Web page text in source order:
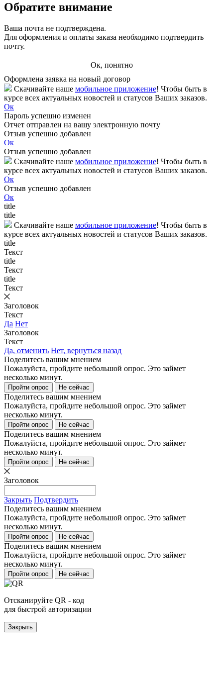
Обратите внимание
Ваша почта не подтверждена.
Для оформления и оплаты заказа необходимо подтвердить
почту.
Ок, понятно
Оформлена заявка на новый договор
Скачивайте наше мобильное приложение! Чтобы быть в
курсе всех актуальных новостей и статусов Ваших заказов.
Ок
Пароль успешно изменен
Отчет отправлен на вашу электронную почту
Отзыв успешно добавлен
Ок
Отзыв успешно добавлен
Скачивайте наше мобильное приложение! Чтобы быть в
курсе всех актуальных новостей и статусов Ваших заказов.
Ок
Отзыв успешно добавлен
Ок
title
title
Скачивайте наше мобильное приложение! Чтобы быть в
курсе всех актуальных новостей и статусов Ваших заказов.
title
Текст
title
Текст
title
Текст
Заголовок
Текст
Да Нет
Заголовок
Текст
Да, отменить Нет, вернуться назад
Поделитесь вашим мнением
Пожалуйста, пройдите небольшой опрос. Это займет
несколько минут.
Пройти опрос Не сейчас
Поделитесь вашим мнением
Пожалуйста, пройдите небольшой опрос. Это займет
несколько минут.
Пройти опрос Не сейчас
Поделитесь вашим мнением
Пожалуйста, пройдите небольшой опрос. Это займет
несколько минут.
Пройти опрос Не сейчас
Заголовок
Закрыть Подтвердить
Поделитесь вашим мнением
Пожалуйста, пройдите небольшой опрос. Это займет
несколько минут.
Пройти опрос Не сейчас
Поделитесь вашим мнением
Пожалуйста, пройдите небольшой опрос. Это займет
несколько минут.
Пройти опрос Не сейчас
Отсканируйте QR - код
для быстрой авторизации
Закрыть